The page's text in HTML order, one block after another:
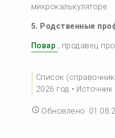
микрокалькуляторе.
5. Родственные
Повар , продавец
Список
2026 год •
Обновлено: